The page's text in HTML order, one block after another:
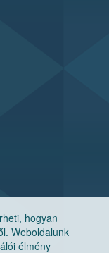
hogyan
Weboldalunk
élmény